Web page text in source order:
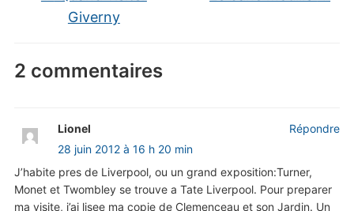
Giverny
2 commentaires
Lionel
28 juin 2012 à 16 h 20 min
J’habite pres de Liverpool, ou un grand exposition:Turner,
Monet et Twombley se trouve a Tate Liverpool. Pour preparer
ma visite, j’ai lisee ma copie de Clemenceau et son Jardin. Un
Répondre